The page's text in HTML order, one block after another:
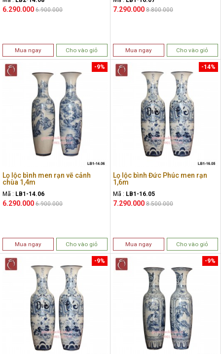
6.290.000 6.900.000
Mua ngay Cho vào giỏ
7.290.000 8.800.000
Mua ngay Cho vào giỏ
Lọ lộc bình men rạn vẽ cảnh
chùa 1,4m
Mã : LB1-14.06
6.290.000
-9%
6.900.000
Mua ngay Cho vào giỏ
Lọ lộc bình Đức Phúc men rạn
1,6m
Mã : LB1-16.05
7.290.000
-14%
8.500.000
Mua ngay Cho vào giỏ
-9% -9%